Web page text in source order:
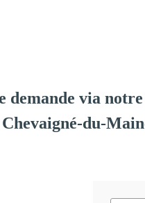
demande via
du-